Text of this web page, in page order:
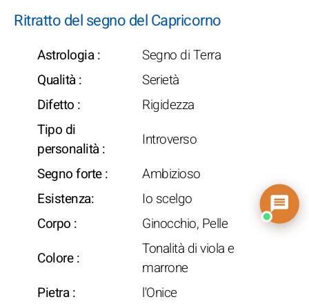
Ritratto del segno del Capricorno
Astrologia :
Segno di Terra
Qualità :
Serietà
Difetto :
Rigidezza
Tipo di
personalità :
Introverso
Segno forte :
Ambizioso
Esistenza:
Io scelgo
Corpo :
Ginocchio, Pelle
Colore :
Tonalità di viola e
marrone
Pietra :
l'Onice